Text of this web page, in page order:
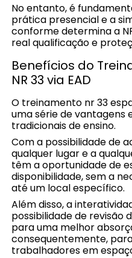
No entanto, é
prática presencial e a
conforme determina a
real qualificação e
Benefícios do
NR 33 via EAD
O treinamento nr 33
uma série de vantagens
tradicionais de ensino.
Com a possibilidade de
qualquer lugar e a
têm a oportunidade de
disponibilidade, sem a
até um local específico.
Além disso, a
possibilidade de revisão
para uma melhor
consequentemente,
trabalhadores em